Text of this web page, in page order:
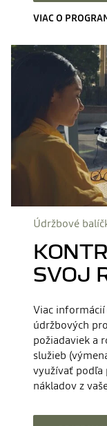
VIAC O
Údržbové
SVOJ
Viac
údržbových
požiadaviek a
služieb
využívať podľa
nákladov z